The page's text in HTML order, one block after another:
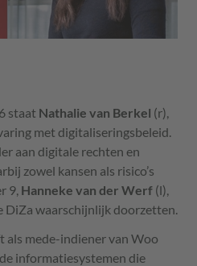
staat Nathalie van Berkel (r),
met digitaliseringsbeleid.
aan digitale rechten en
zowel kansen als risico’s
9, Hanneke van der Werf (l),
DiZa waarschijnlijk doorzetten.
als mede-indiener van Woo
informatiesystemen die